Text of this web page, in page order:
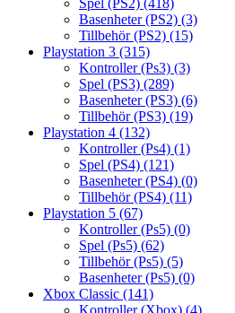
Spel (PS2) (418)
Basenheter (PS2) (3)
Tillbehör (PS2) (15)
Playstation 3 (315)
Kontroller (Ps3) (3)
Spel (PS3) (289)
Basenheter (PS3) (6)
Tillbehör (PS3) (19)
Playstation 4 (132)
Kontroller (Ps4) (1)
Spel (PS4) (121)
Basenheter (PS4) (0)
Tillbehör (PS4) (11)
Playstation 5 (67)
Kontroller (Ps5) (0)
Spel (Ps5) (62)
Tillbehör (Ps5) (5)
Basenheter (Ps5) (0)
Xbox Classic (141)